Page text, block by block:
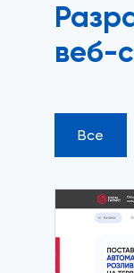
веб-
Все